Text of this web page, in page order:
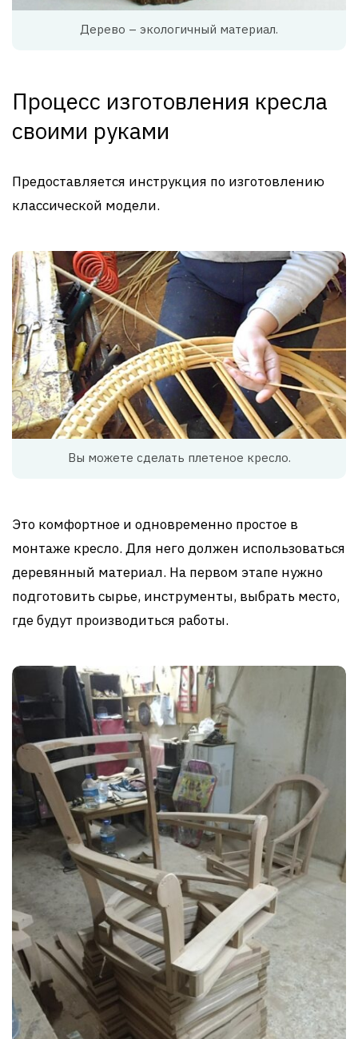
Дерево – экологичный материал.
Процесс изготовления кресла
своими руками
Предоставляется инструкция по изготовлению
классической модели.
Вы можете сделать плетеное кресло.
Это комфортное и одновременно простое в
монтаже кресло. Для него должен использоваться
деревянный материал. На первом этапе нужно
подготовить сырье, инструменты, выбрать место,
где будут производиться работы.